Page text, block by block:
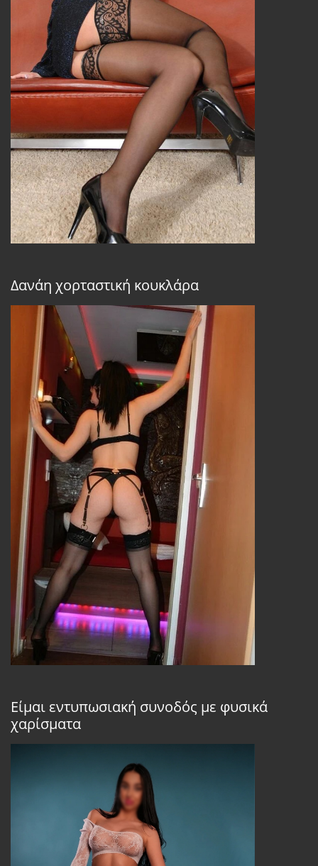
Δανάη χορταστική κουκλάρα
Είμαι εντυπωσιακή συνοδός με φυσικά
χαρίσματα